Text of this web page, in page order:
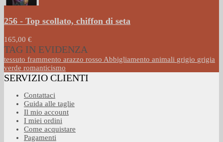
256 - Top scollato, chiffon di seta
165,00 €
TAG IN EVIDENZA
tessuto frammento arazzo rosso Abbigliamento animali grigio grigia
verde romanticismo
SERVIZIO CLIENTI
Contattaci
Guida alle taglie
Il mio account
I miei ordini
Come acquistare
Pagamenti